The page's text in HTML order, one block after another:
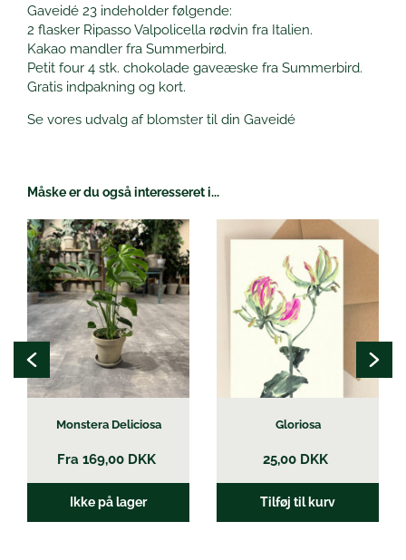
Gaveidé 23 indeholder følgende:
2 flasker Ripasso Valpolicella rødvin fra Italien.
Kakao mandler fra Summerbird.
Petit four 4 stk. chokolade gaveæske fra Summerbird.
Gratis indpakning og kort.
Se vores udvalg af blomster til din Gaveidé
Måske er du også interesseret i...
Monstera Deliciosa
Fra 169,00 DKK
Ikke på lager
Dette
vare
har
flere
varianter.
Mulighederne
kan
vælges
på
varesiden
Gloriosa
25,00 DKK
Tilføj til kurv